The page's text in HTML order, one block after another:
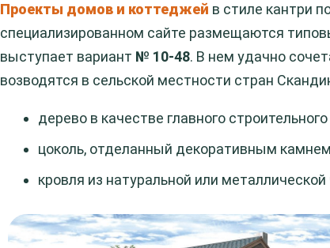
Проекты домов и коттеджей в стиле кантри
специализированном сайте размещаются
выступает вариант № 10-48. В нем удачно
возводятся в сельской местности стран
дерево в качестве главного
цоколь, отделанный декоративным
кровля из натуральной или